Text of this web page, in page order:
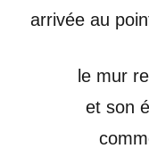
arrivée au
le mur
et son